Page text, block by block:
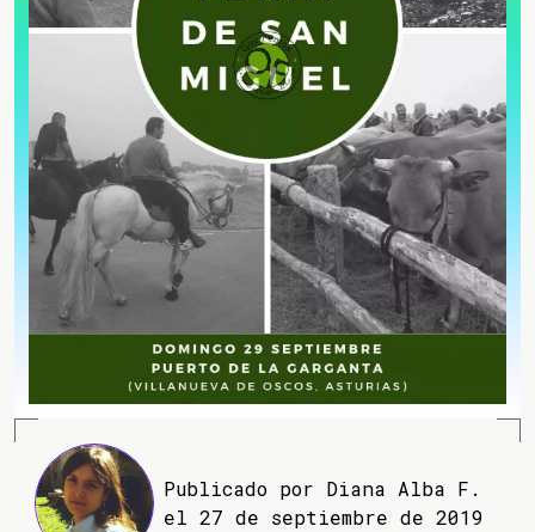
Publicado por Diana Alba F.
el 27 de septiembre de 2019